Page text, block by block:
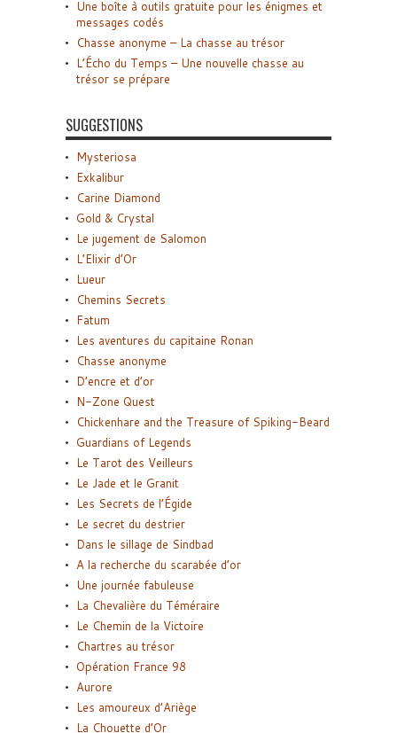
Une boîte à outils gratuite pour les énigmes et
messages codés
Chasse anonyme – La chasse au trésor
L’Écho du Temps – Une nouvelle chasse au
trésor se prépare
SUGGESTIONS
Mysteriosa
Exkalibur
Carine Diamond
Gold & Crystal
Le jugement de Salomon
L’Elixir d’Or
Lueur
Chemins Secrets
Fatum
Les aventures du capitaine Ronan
Chasse anonyme
D’encre et d’or
N-Zone Quest
Chickenhare and the Treasure of Spiking-Beard
Guardians of Legends
Le Tarot des Veilleurs
Le Jade et le Granit
Les Secrets de l’Égide
Le secret du destrier
Dans le sillage de Sindbad
A la recherche du scarabée d’or
Une journée fabuleuse
La Chevalière du Téméraire
Le Chemin de la Victoire
Chartres au trésor
Opération France 98
Aurore
Les amoureux d’Ariège
La Chouette d’Or